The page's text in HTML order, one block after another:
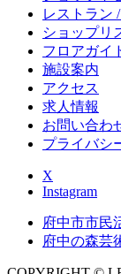
レストラン
ショップリ
フロアガイ
施設案内
アクセス
求人情報
お問い合わ
プライバシ
X
Instagram
府中市市民
府中の森芸